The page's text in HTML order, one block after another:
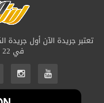
تعتبر جريدة الآن أول جريدة
في 22 يونيو 2007.